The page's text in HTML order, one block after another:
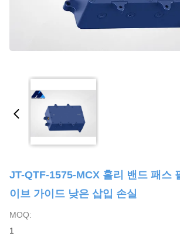
JT-QTF-1575-MCX 홀리 밴드 패스
이브 가이드 낮은 삽입 손실
MOQ:
1